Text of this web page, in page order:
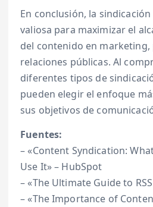
En conclusión, la
valiosa para maximizar el
del contenido en marketing,
relaciones públicas. Al
diferentes tipos de
pueden elegir el enfoque
sus objetivos de
Fuentes:
– «Content Syndication:
Use It» – HubSpot
– «The Ultimate Guide to
– «The Importance of